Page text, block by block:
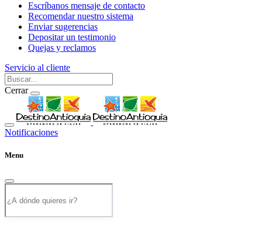
Escríbanos mensaje de contacto
Recomendar nuestro sistema
Enviar sugerencias
Depositar un testimonio
Quejas y reclamos
Servicio al cliente
Cerrar
Notificaciones
Menu